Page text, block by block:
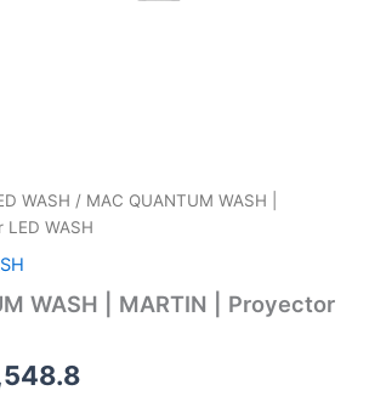
WASH / MAC QUANTUM WASH |
WASH
WASH | MARTIN | Proyector